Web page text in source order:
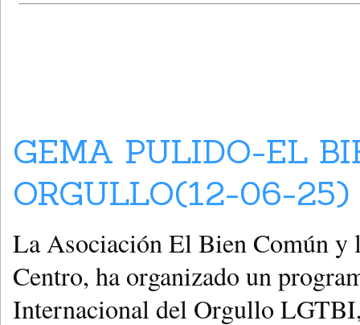
GEMA PULIDO-EL
ORGULLO(12-06-25)
La Asociación El Bien Común
Centro, ha organizado un
Internacional del Orgullo